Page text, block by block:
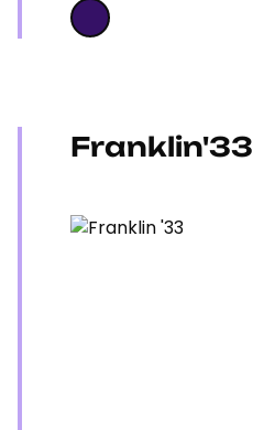
Franklin'33